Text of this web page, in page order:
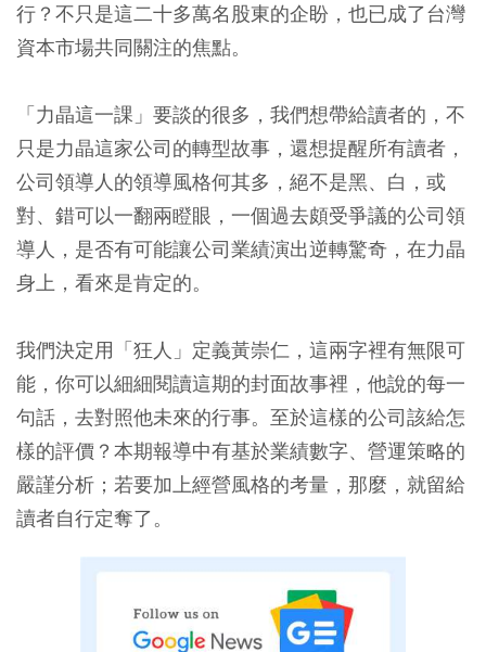
行？不只是這二十多萬名股東的企盼，也已成了台灣
資本市場共同關注的焦點。
「力晶這一課」要談的很多，我們想帶給讀者的，不
只是力晶這家公司的轉型故事，還想提醒所有讀者，
公司領導人的領導風格何其多，絕不是黑、白，或
對、錯可以一翻兩瞪眼，一個過去頗受爭議的公司領
導人，是否有可能讓公司業績演出逆轉驚奇，在力晶
身上，看來是肯定的。
我們決定用「狂人」定義黃崇仁，這兩字裡有無限可
能，你可以細細閱讀這期的封面故事裡，他說的每一
句話，去對照他未來的行事。至於這樣的公司該給怎
樣的評價？本期報導中有基於業績數字、營運策略的
嚴謹分析；若要加上經營風格的考量，那麼，就留給
讀者自行定奪了。